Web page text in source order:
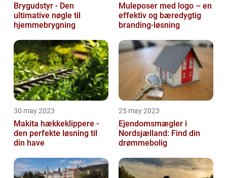
Brygudstyr - Den
ultimative nøgle til
hjemmebrygning
Muleposer med logo – en
effektiv og bæredygtig
branding-løsning
30 may 2023
Makita hækkeklippere -
den perfekte løsning til
din have
25 may 2023
Ejendomsmægler i
Nordsjælland: Find din
drømmebolig